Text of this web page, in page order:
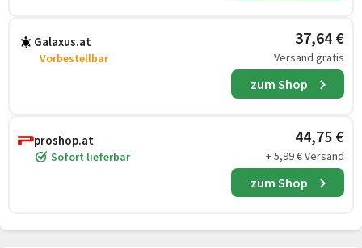
Galaxus.at
Vorbestellbar
37,64 €
Versand gratis
zum Shop
proshop.at
Sofort lieferbar
44,75 €
+ 5,99 € Versand
zum Shop